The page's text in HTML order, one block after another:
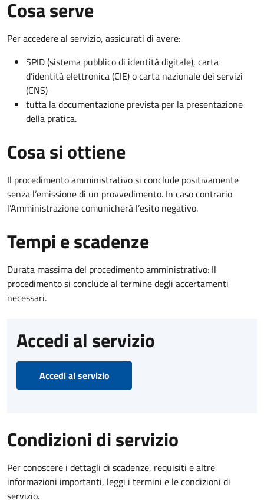
Cosa serve
Per accedere al servizio, assicurati di avere:
SPID (sistema pubblico di identità digitale), carta
d’identità elettronica (CIE) o carta nazionale dei servizi
(CNS)
tutta la documentazione prevista per la presentazione
della pratica.
Cosa si ottiene
Il procedimento amministrativo si conclude positivamente
senza l’emissione di un provvedimento. In caso contrario
l’Amministrazione comunicherà l’esito negativo.
Tempi e scadenze
Durata massima del procedimento amministrativo: Il
procedimento si conclude al termine degli accertamenti
necessari.
Accedi al servizio
Accedi al servizio
Condizioni di servizio
Per conoscere i dettagli di scadenze, requisiti e altre
informazioni importanti, leggi i termini e le condizioni di
servizio.